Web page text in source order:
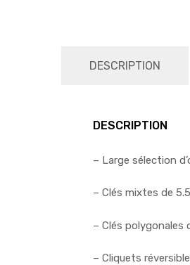
DESCRIPTION
DESCRIPTION
– Large sélection
– Clés mixtes de
– Clés polygonales
– Cliquets